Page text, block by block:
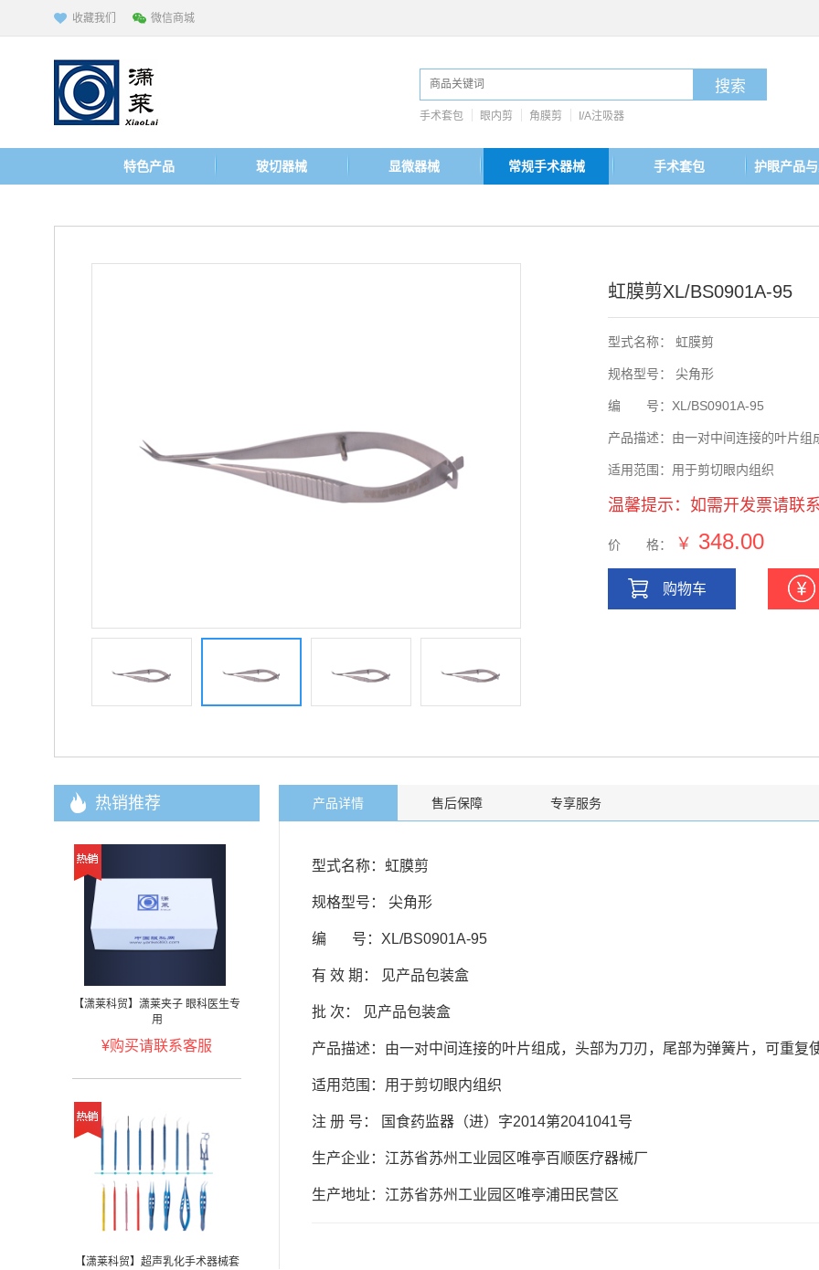
收藏我们 微信商城
手术套包 眼内剪 角膜剪 I/A注吸器
特色产品 玻切器械 显微器械 常规手术器械 手术套包 护眼产品
虹膜剪XL/BS0901A-95
型式名称： 虹膜剪
规格型号： 尖角形
编 号：XL/BS0901A-95
产品描述：由一对中间连接的叶片
适用范围：用于剪切眼内组织
温馨提示：如需开发票请联
价 格： ￥ 348.00
购物车
热销推荐
【潇莱科贸】潇莱夹子 眼科医生专
用
¥购买请联系客服
【潇莱科贸】超声乳化手术器械套
产品详情 售后保障 专享服务
型式名称：虹膜剪
规格型号： 尖角形
编 号：XL/BS0901A-95
有 效 期： 见产品包装盒
批 次： 见产品包装盒
产品描述：由一对中间连接的叶片组成，头部为刀刃，尾部为弹簧片，可重复
适用范围：用于剪切眼内组织
注 册 号： 国食药监器（进）字2014第2041041号
生产企业：江苏省苏州工业园区唯亭百顺医疗器械厂
生产地址：江苏省苏州工业园区唯亭浦田民营区